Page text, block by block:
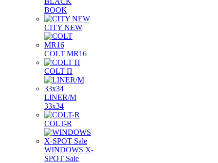
BOOK
CITY NEW
COLT MR16
COLT П
LINER/М
33х34
COLT-R
WINDOWS X-
SPOT Sale